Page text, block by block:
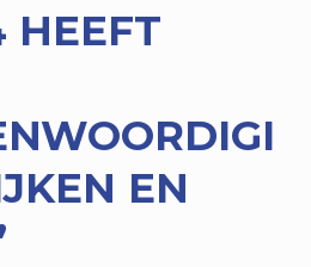
HEEFT
EN